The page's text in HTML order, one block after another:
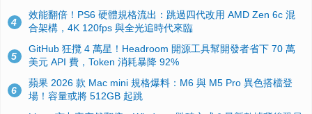
4
效能翻倍！PS6 硬體規格流出：跳過四代改用 AMD Zen 6c 混
合架構，4K 120fps 與全光追時代來臨
5
GitHub 狂攬 4 萬星！Headroom 開源工具幫開發者省下 70 萬
美元 API 費，Token 消耗暴降 92%
6
蘋果 2026 款 Mac mini 規格爆料：M6 與 M5 Pro 異色搭檔登
場！容量或將 512GB 起跳